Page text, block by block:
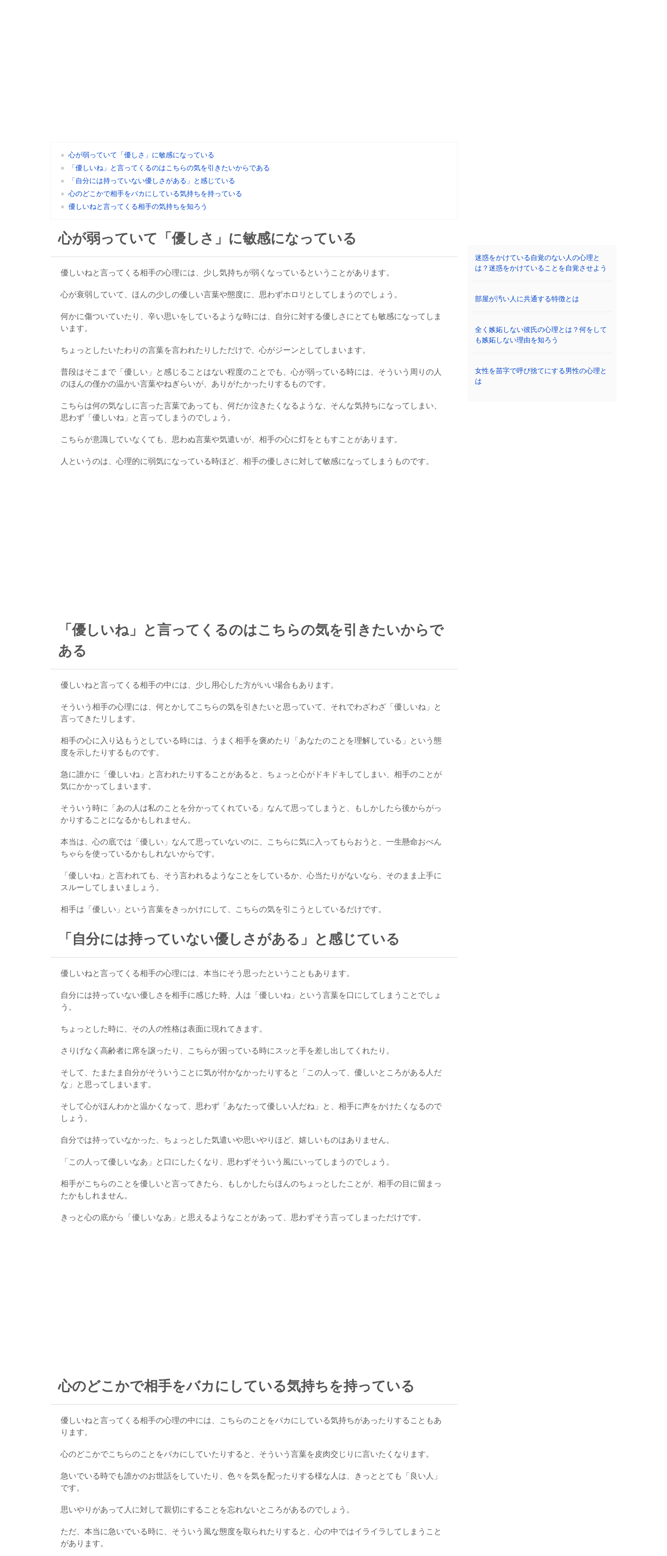
心が弱っていて「優しさ」に敏感になっている
「優しいね」と言ってくるのはこちらの気を引きたいからである
「自分には持っていない優しさがある」と感じている
心のどこかで相手をバカにしている気持ちを持っている
優しいねと言ってくる相手の気持ちを知ろう
心が弱っていて「優しさ」に敏感になっている
優しいねと言ってくる相手の心理には、少し気持ちが弱くなっているということがあります。
心が衰弱していて、ほんの少しの優しい言葉や態度に、思わずホロリとしてしまうのでしょう。
何かに傷ついていたり、辛い思いをしているような時には、自分に対する優しさにとても敏感になってしま
います。
ちょっとしたいたわりの言葉を言われたりしただけで、心がジーンとしてしまいます。
普段はそこまで「優しい」と感じることはない程度のことでも、心が弱っている時には、そういう周りの人
のほんの僅かの温かい言葉やねぎらいが、ありがたかったりするものです。
こちらは何の気なしに言った言葉であっても、何だか泣きたくなるような、そんな気持ちになってしまい、
思わず「優しいね」と言ってしまうのでしょう。
こちらが意識していなくても、思わぬ言葉や気遣いが、相手の心に灯をともすことがあります。
人というのは、心理的に弱気になっている時ほど、相手の優しさに対して敏感になってしまうものです。
「優しいね」と言ってくるのはこちらの気を引きたいからで
ある
優しいねと言ってくる相手の中には、少し用心した方がいい場合もあります。
そういう相手の心理には、何とかしてこちらの気を引きたいと思っていて、それでわざわざ「優しいね」と
言ってきたリします。
相手の心に入り込もうとしている時には、うまく相手を褒めたり「あなたのことを理解している」という態
度を示したりするものです。
急に誰かに「優しいね」と言われたりすることがあると、ちょっと心がドキドキしてしまい、相手のことが
気にかかってしまいます。
そういう時に「あの人は私のことを分かってくれている」なんて思ってしまうと、もしかしたら後からがっ
かりすることになるかもしれません。
本当は、心の底では「優しい」なんて思っていないのに、こちらに気に入ってもらおうと、一生懸命おべん
ちゃらを使っているかもしれないからです。
「優しいね」と言われても、そう言われるようなことをしているか、心当たりがないなら、そのまま上手に
スルーしてしまいましょう。
相手は「優しい」という言葉をきっかけにして、こちらの気を引こうとしているだけです。
「自分には持っていない優しさがある」と感じている
優しいねと言ってくる相手の心理には、本当にそう思ったということもあります。
自分には持っていない優しさを相手に感じた時、人は「優しいね」という言葉を口にしてしまうことでしょ
う。
ちょっとした時に、その人の性格は表面に現れてきます。
さりげなく高齢者に席を譲ったり、こちらが困っている時にスッと手を差し出してくれたり。
そして、たまたま自分がそういうことに気が付かなかったりすると「この人って、優しいところがある人だ
な」と思ってしまいます。
そして心がほんわかと温かくなって、思わず「あなたって優しい人だね」と、相手に声をかけたくなるので
しょう。
自分では持っていなかった、ちょっとした気遣いや思いやりほど、嬉しいものはありません。
「この人って優しいなあ」と口にしたくなり、思わずそういう風にいってしまうのでしょう。
相手がこちらのことを優しいと言ってきたら、もしかしたらほんのちょっとしたことが、相手の目に留まっ
たかもしれません。
きっと心の底から「優しいなあ」と思えるようなことがあって、思わずそう言ってしまっただけです。
心のどこかで相手をバカにしている気持ちを持っている
優しいねと言ってくる相手の心理の中には、こちらのことをバカにしている気持ちがあったりすることもあ
ります。
心のどこかでこちらのことをバカにしていたりすると、そういう言葉を皮肉交じりに言いたくなります。
急いでいる時でも誰かのお世話をしていたり、色々を気を配ったりする様な人は、きっととても「良い人」
です。
思いやりがあって人に対して親切にすることを忘れないところがあるのでしょう。
ただ、本当に急いでいる時に、そういう風な態度を取られたりすると、心の中ではイライラしてしまうこと
があります。
迷惑をかけている自覚のない人の心理と
は？迷惑をかけていることを自覚させよう
部屋が汚い人に共通する特徴とは
全く嫉妬しない彼氏の心理とは？何をして
も嫉妬しない理由を知ろう
女性を苗字で呼び捨てにする男性の心理と
は